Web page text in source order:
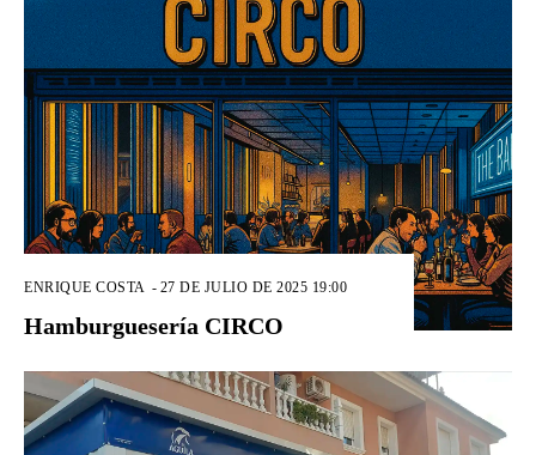
ENRIQUE COSTA - 27 DE JULIO DE 2025 19:00
Hamburguesería CIRCO